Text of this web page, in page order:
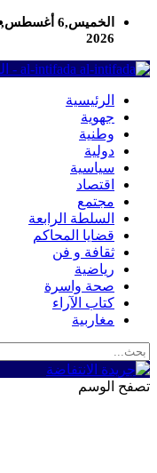
الخميس,6 أغسطس,
2026
al-intifada - النسخة الإلكترونية لجريدة الانتفاضة
الرئيسية
جهوية
وطنية
دولية
سياسية
اقتصاد
مجتمع
السلطة الرابعة
قضايا المحاكم
ثقافة و فن
رياضية
صحة واسرة
كتاب الآراء
مغاربية
تصفح الوسم